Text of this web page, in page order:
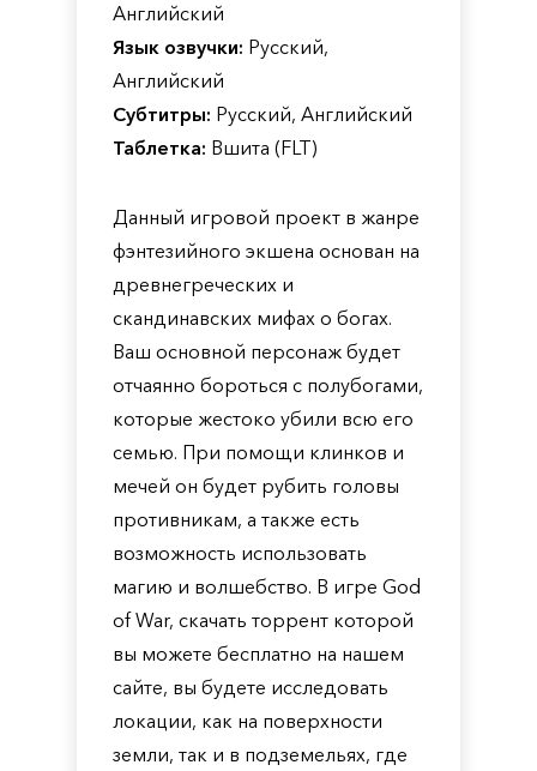
Английский
Язык озвучки: Русский,
Английский
Субтитры: Русский, Английский
Таблетка: Вшита (FLT)
Данный игровой проект в жанре
фэнтезийного экшена основан на
древнегреческих и
скандинавских мифах о богах.
Ваш основной персонаж будет
отчаянно бороться с полубогами,
которые жестоко убили всю его
семью. При помощи клинков и
мечей он будет рубить головы
противникам, а также есть
возможность использовать
магию и волшебство. В игре God
of War, скачать торрент которой
вы можете бесплатно на нашем
сайте, вы будете исследовать
локации, как на поверхности
земли, так и в подземельях, где